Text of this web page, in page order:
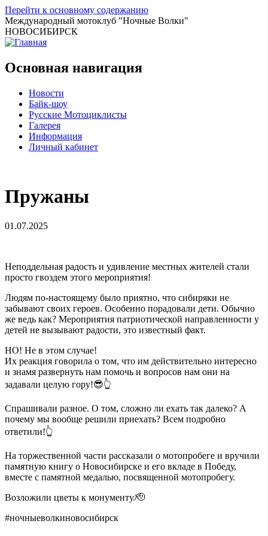
Перейти к основному содержанию
Международный мотоклуб "Ночные Волки"
НОВОСИБИРСК
Основная навигация
Новости
Байк-шоу
Русские Мотоциклисты
Галерея
Информация
Личный кабинет
Пружаны
01.07.2025
Неподдельная радость и удивление местных жителей стали
просто гвоздем этого мероприятия!
Людям по-настоящему было приятно, что сибиряки не
забывают своих героев. Особенно порадовали дети. Обычно
же ведь как? Мероприятия патриотической направленности у
детей не вызывают радости, это известный факт.
НО! Не в этом случае!
Их реакция говорила о том, что им действительно интересно
и знамя развернуть нам помочь и вопросов нам они на
задавали целую гору!😎👆
Спрашивали разное. О том, сложно ли ехать так далеко? А
почему мы вообще решили приехать? Всем подробно
ответили!👆
На торжественной части рассказали о мотопробеге и вручили
памятную книгу о Новосибирске и его вкладе в Победу,
вместе с памятной медалью, посвященной мотопробегу.
Возложили цветы к монументу.🫡
#ночныеволкиновосибирск